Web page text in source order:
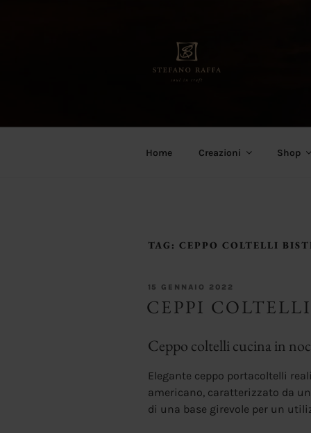
Home Creazioni Shop
TAG:CEPPO COLTELLI
PUBBLICATO
15 GENNAIO 2022
CEPPI
Ceppo coltelli cucina in
Elegante ceppo portacoltelli
americano, caratterizzato da
di una base girevole per un